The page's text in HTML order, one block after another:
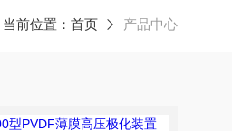
当前位置： 首页 产品中心